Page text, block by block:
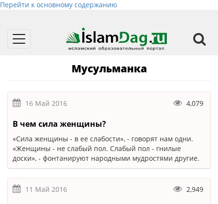
Перейти к основному содержанию
Toggle
Мусульманка
16 Май 2016 4,079
В чем сила женщины?
«Сила женщины - в ее слабости», - говорят нам одни.
«Женщины - не слабый пол. Слабый пол - гнилые
доски», - фонтанируют народными мудростями другие.
11 Май 2016 2,949